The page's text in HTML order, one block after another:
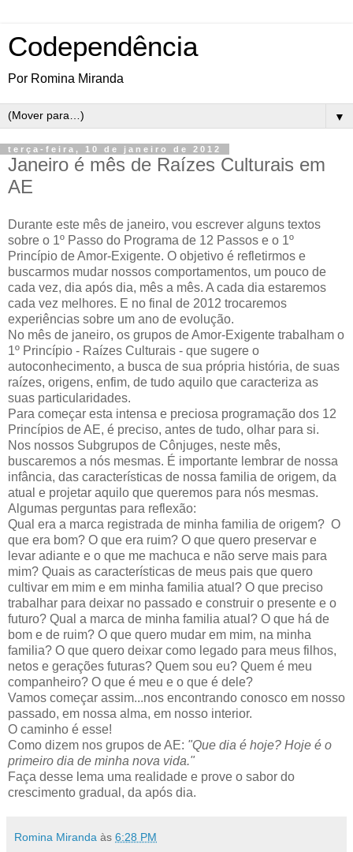
Codependência
Por Romina Miranda
▼
terça-feira, 10 de janeiro de 2012
Janeiro é mês de Raízes Culturais em
AE
Durante este mês de janeiro, vou escrever alguns textos
sobre o 1º Passo do Programa de 12 Passos e o 1º
Princípio de Amor-Exigente. O objetivo é refletirmos e
buscarmos mudar nossos comportamentos, um pouco de
cada vez, dia após dia, mês a mês. A cada dia estaremos
cada vez melhores. E no final de 2012 trocaremos
experiências sobre um ano de evolução.
No mês de janeiro, os grupos de Amor-Exigente trabalham o
1º Princípio - Raízes Culturais - que sugere o
autoconhecimento, a busca de sua própria história, de suas
raízes, origens, enfim, de tudo aquilo que caracteriza as
suas particularidades.
Para começar esta intensa e preciosa programação dos 12
Princípios de AE, é preciso, antes de tudo, olhar para si.
Nos nossos Subgrupos de Cônjuges, neste mês,
buscaremos a nós mesmas. É importante lembrar de nossa
infância, das características de nossa familia de origem, da
atual e projetar aquilo que queremos para nós mesmas.
Algumas perguntas para reflexão:
Qual era a marca registrada de minha familia de origem? O
que era bom? O que era ruim? O que quero preservar e
levar adiante e o que me machuca e não serve mais para
mim? Quais as características de meus pais que quero
cultivar em mim e em minha familia atual? O que preciso
trabalhar para deixar no passado e construir o presente e o
futuro? Qual a marca de minha familia atual? O que há de
bom e de ruim? O que quero mudar em mim, na minha
familia? O que quero deixar como legado para meus filhos,
netos e gerações futuras? Quem sou eu? Quem é meu
companheiro? O que é meu e o que é dele?
Vamos começar assim...nos encontrando conosco em nosso
passado, em nossa alma, em nosso interior.
O caminho é esse!
Como dizem nos grupos de AE: "Que dia é hoje? Hoje é o
primeiro dia de minha nova vida."
Faça desse lema uma realidade e prove o sabor do
crescimento gradual, da após dia.
Romina Miranda às 6:28 PM